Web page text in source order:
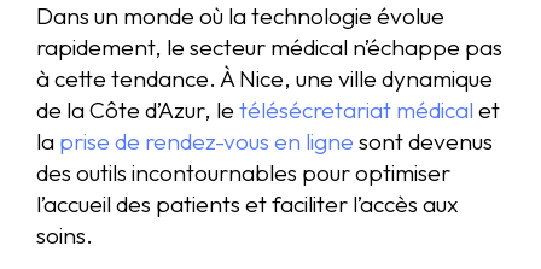
Dans un monde où la technologie évolue
rapidement, le secteur médical n’échappe pas
à cette tendance. À Nice, une ville dynamique
de la Côte d’Azur, le télésécretariat médical et
la prise de rendez-vous en ligne sont devenus
des outils incontournables pour optimiser
l’accueil des patients et faciliter l’accès aux
soins.